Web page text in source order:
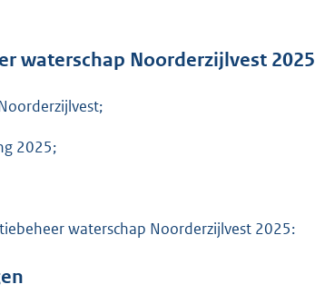
d
t
waterschap Noorderzijlvest 2025
2025;
waterschap Noorderzijlvest 2025: